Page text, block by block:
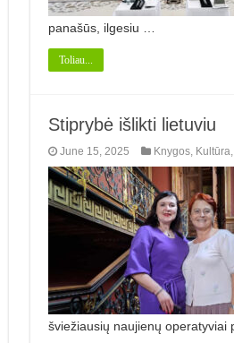
panašūs, ilgesiu …
Toliau...
Stiprybė išlikti lietuviu
June 15, 2025 Knygos, Kultūra
šviežiau­sių naujienų operatyviai